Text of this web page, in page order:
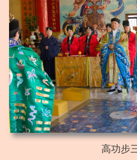
高功步